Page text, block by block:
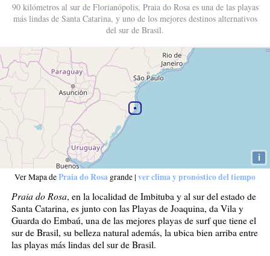
90 kilómetros al sur de Florianópolis, Praia do Rosa es una de las playas
más lindas de Santa Catarina, y uno de los mejores destinos alternativos
del sur de Brasil.
Praia do Rosa, en la localidad de Imbituba y al sur del estado de
Santa Catarina, es junto con las Playas de Joaquina, da Vila y
Guarda do Embaú, una de las mejores playas de surf que tiene el
sur de Brasil, su belleza natural además, la ubica bien arriba entre
las playas más lindas del sur de Brasil.
i
Ver Mapa dePraia do Rosa grande | ver clima y pronóstico del tiempo
Fotos de Praia do Rosa